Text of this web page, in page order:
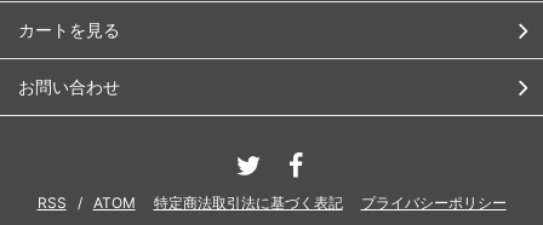
カートを見る
お問い合わせ
RSS / ATOM 特定商法取引法に基づく表記 プライバシーポリシー